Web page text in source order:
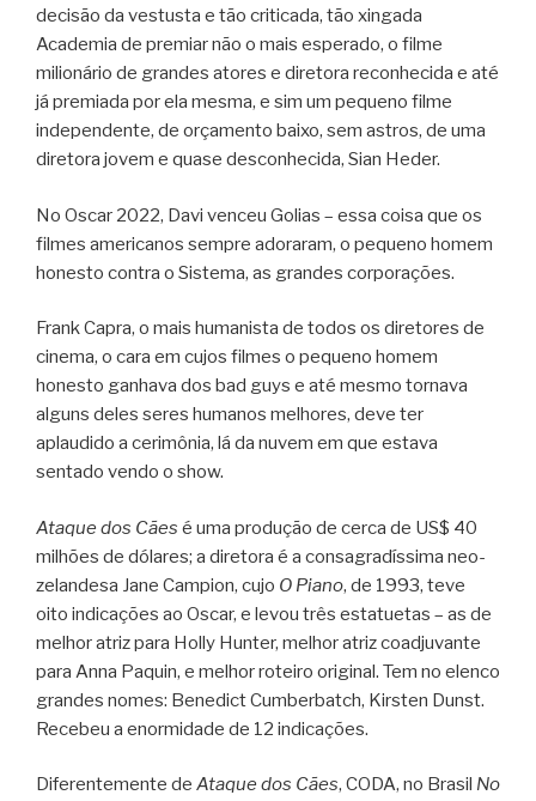
decisão da vestusta e tão criticada, tão xingada
Academia de premiar não o mais esperado, o filme
milionário de grandes atores e diretora reconhecida e até
já premiada por ela mesma, e sim um pequeno filme
independente, de orçamento baixo, sem astros, de uma
diretora jovem e quase desconhecida, Sian Heder.
No Oscar 2022, Davi venceu Golias – essa coisa que os
filmes americanos sempre adoraram, o pequeno homem
honesto contra o Sistema, as grandes corporações.
Frank Capra, o mais humanista de todos os diretores de
cinema, o cara em cujos filmes o pequeno homem
honesto ganhava dos bad guys e até mesmo tornava
alguns deles seres humanos melhores, deve ter
aplaudido a cerimônia, lá da nuvem em que estava
sentado vendo o show.
Ataque dos Cães é uma produção de cerca de US$ 40
milhões de dólares; a diretora é a consagradíssima neo-
zelandesa Jane Campion, cujo O Piano, de 1993, teve
oito indicações ao Oscar, e levou três estatuetas – as de
melhor atriz para Holly Hunter, melhor atriz coadjuvante
para Anna Paquin, e melhor roteiro original. Tem no elenco
grandes nomes: Benedict Cumberbatch, Kirsten Dunst.
Recebeu a enormidade de 12 indicações.
Diferentemente de Ataque dos Cães, CODA, no Brasil No